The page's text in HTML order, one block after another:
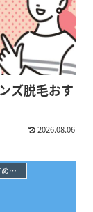
ズ脱毛おす
2026.08.06
【2026年最新】市区町村で人気のメンズ脱毛おすすめサロン・クリニック